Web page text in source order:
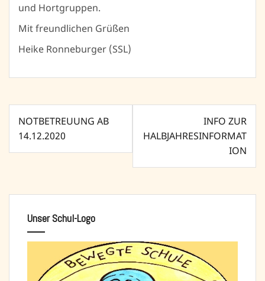
und Hortgruppen.
Mit freundlichen Grüßen
Heike Ronneburger (SSL)
Beitragsnavigation
NOTBETREUUNG AB
14.12.2020
INFO ZUR
HALBJAHRESINFORMAT
ION
Unser Schul-Logo